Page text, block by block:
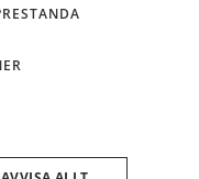
företag.